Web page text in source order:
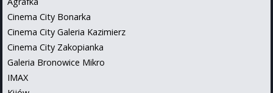
Cinema City Bonarka
Cinema City Galeria Kazimierz
Cinema City Zakopianka
Galeria Bronowice Mikro
IMAX